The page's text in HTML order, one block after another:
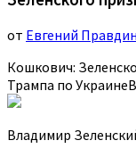
от Евгений Правдин
Кошкович:
Трампа по
Владимир